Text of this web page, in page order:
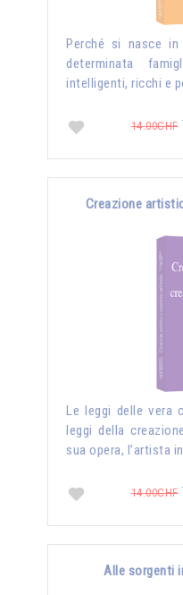
Perché si nasce
determinata
intelligenti, ricchi e
14.00CHF
Creazione
Le leggi delle vera
leggi della
sua opera, l’artista
14.00CHF
Alle sorgenti